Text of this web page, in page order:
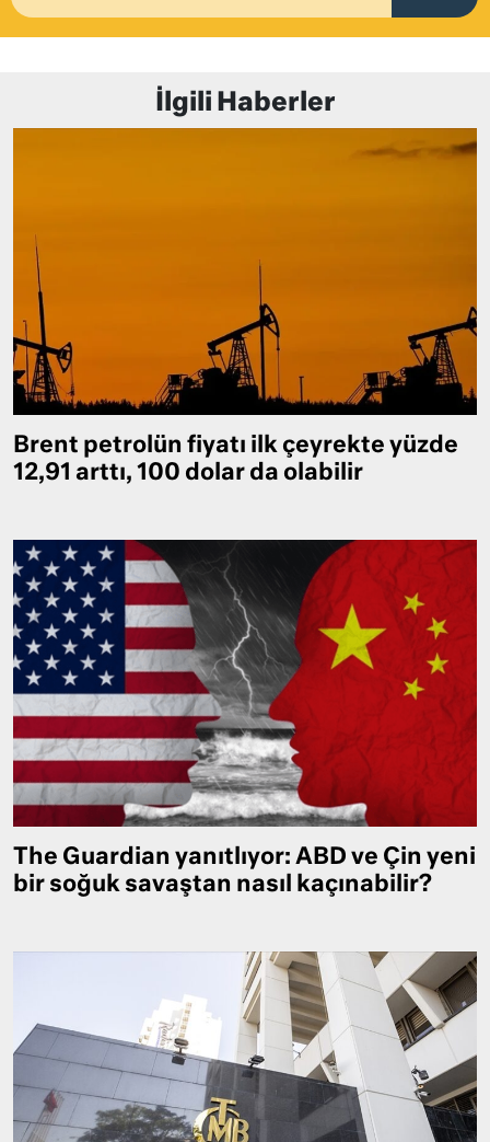
İlgili Haberler
Brent petrolün fiyatı ilk çeyrekte yüzde
12,91 arttı, 100 dolar da olabilir
The Guardian yanıtlıyor: ABD ve Çin yeni
bir soğuk savaştan nasıl kaçınabilir?